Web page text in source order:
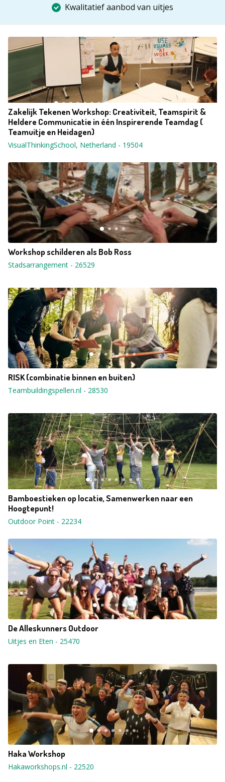
Kwalitatief aanbod van uitjes
Zakelijk Tekenen Workshop: Creativiteit, Teamspirit &
Heldere Communicatie in één Inspirerende Teamdag (
Teamuitje en Heidagen)
VisualThinkingSchool, Netherland - 19504
Workshop schilderen als Bob Ross
Stadsarrangement - 26529
RISK (combinatie binnen en buiten)
Teambuildingspellen.nl - 28530
Bamboestieken op locatie, Samenwerken naar een
Hoogtepunt!
Outdoor Point - 22234
De Alleskunners Outdoor
Uitjes en Eten - 25470
Haka Workshop
Hakaworkshops.nl - 22520